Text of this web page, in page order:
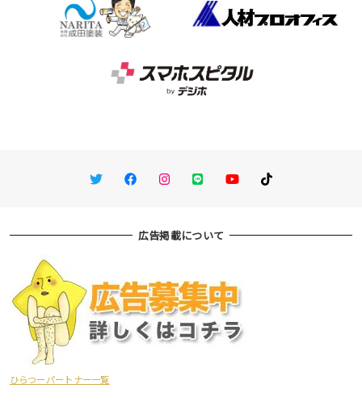
TwitterFacebookInstagram
LINE You TubeTikTok
広告掲載について
ひらつーパートナー一覧